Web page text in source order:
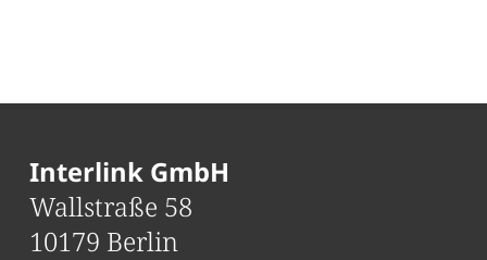
Interlink GmbH
Wallstraße 58
10179 Berlin